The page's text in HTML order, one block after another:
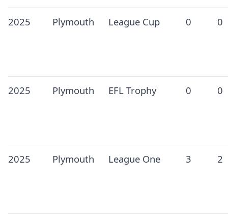
2025 Plymouth League Cup 0 0
2025 Plymouth EFL Trophy 0 0
2025 Plymouth League One 3 2